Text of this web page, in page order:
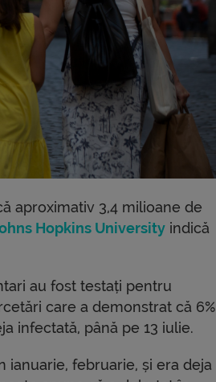
aproximativ 3,4 milioane de
Hopkins University indică
au fost testați pentru
care a demonstrat că 6%
infectată, până pe 13 iulie.
ianuarie, februarie, și era deja